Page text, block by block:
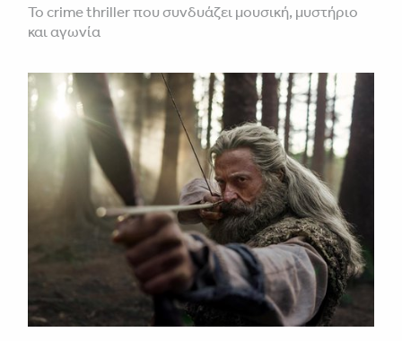
Το crime thriller που συνδυάζει μουσική, μυστήριο
και αγωνία